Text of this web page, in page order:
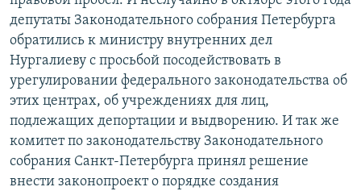
депутаты Законодательного собрания Петербурга
обратились к министру внутренних дел
Нургалиеву с просьбой посодействовать в
урегулировании федерального законодательства об
этих центрах, об учреждениях для лиц,
подлежащих депортации и выдворению. И так же
комитет по законодательству Законодательного
собрания Санкт-Петербурга принял решение
внести законопроект о порядке создания